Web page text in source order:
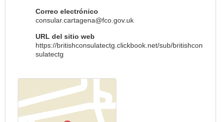
Correo electrónico
consular.cartagena@fco.gov.uk
URL del sitio web
https://britishconsulatectg.clickbook.net/sub/britishcon
sulatectg